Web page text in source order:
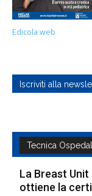
Edicola web
Iscriviti alla
Tecnica
La Breast Unit
ottiene la